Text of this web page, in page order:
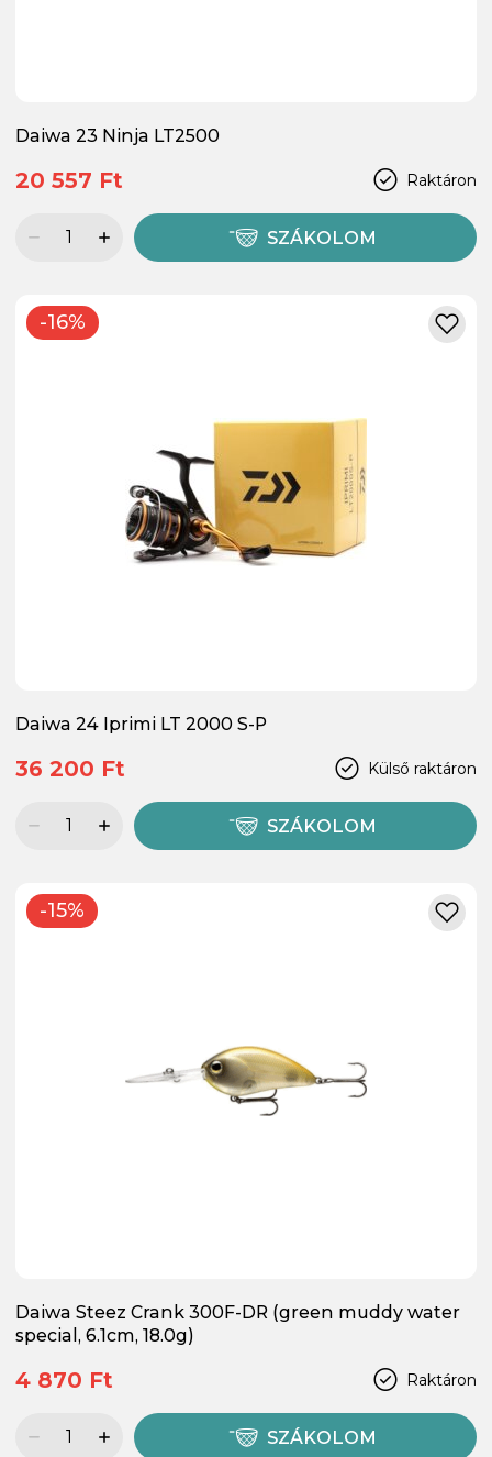
Daiwa 23 Ninja LT2500
Raktáron
20 557 Ft
SZÁKOLOM
-16%
Daiwa 24 Iprimi LT 2000 S-P
Külső raktáron
36 200 Ft
SZÁKOLOM
-15%
Daiwa Steez Crank 300F-DR (green muddy water
special, 6.1cm, 18.0g)
Raktáron
4 870 Ft
SZÁKOLOM